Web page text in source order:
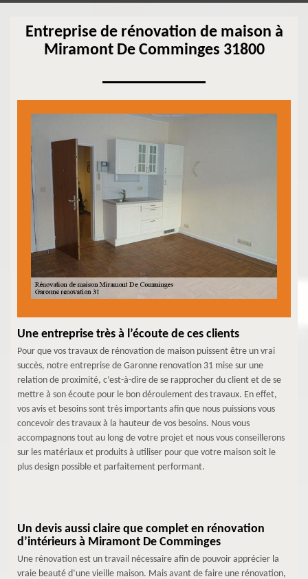
Entreprise de rénovation de maison à
Miramont De Comminges 31800
Une entreprise très à l’écoute de ces clients
Pour que vos travaux de rénovation de maison puissent être un vrai
succès, notre entreprise de Garonne renovation 31 mise sur une
relation de proximité, c’est-à-dire de se rapprocher du client et de se
mettre à son écoute pour le bon déroulement des travaux. En effet,
vos avis et besoins sont très importants afin que nous puissions vous
concevoir des travaux à la hauteur de vos besoins. Nous vous
accompagnons tout au long de votre projet et nous vous conseillerons
sur les matériaux et produits à utiliser pour que votre maison soit le
plus design possible et parfaitement performant.
Un devis aussi claire que complet en rénovation
d’intérieurs à Miramont De Comminges
Une rénovation est un travail nécessaire afin de pouvoir apprécier la
vraie beauté d’une vieille maison. Mais avant de faire une rénovation,